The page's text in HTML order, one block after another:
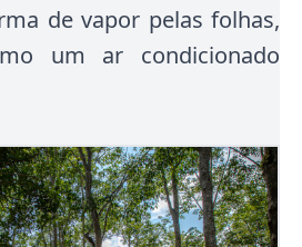
de vapor pelas folhas,
um ar condicionado